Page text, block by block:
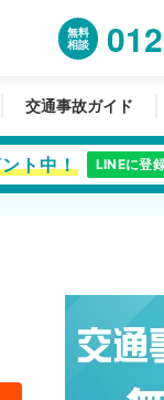
無料
相談
交通事故ガイド
ト中！ LINEに登